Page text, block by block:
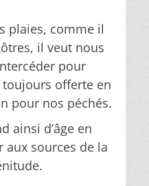
plaies, comme il
il veut nous
pour
toujours offerte en
pour nos péchés.
ainsi d’âge en
aux sources de la